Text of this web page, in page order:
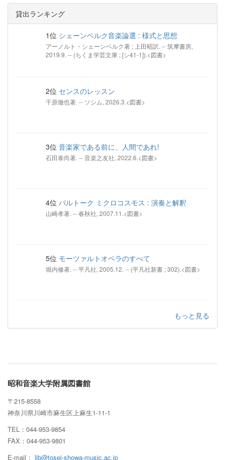
貸出ランキング
1位 シェーンベルク音楽論選 : 様式と思想
アーノルト・シェーンベルク著 ; 上田昭訳. -- 筑摩書房,
2019.9. -- (ちくま学芸文庫 ; [シ41-1]).<図書>
2位 センスのレッスン
千原徹也著. -- ソシム, 2026.3.<図書>
3位 音楽家である前に、人間であれ!
石田泰尚著. -- 音楽之友社, 2022.6.<図書>
4位 バルトーク ミクロコスモス : 演奏と解釈
山崎孝著. -- 春秋社, 2007.11.<図書>
5位 モーツァルトオペラのすべて
堀内修著. -- 平凡社, 2005.12. -- (平凡社新書 ; 302).<図書>
もっと見る
昭和音楽大学附属図書館
〒215-8558
神奈川県川崎市麻生区上麻生1-11-1
TEL：044-953-9854
FAX：044-953-9801
E-mail： lib@tosei-showa-music.ac.jp